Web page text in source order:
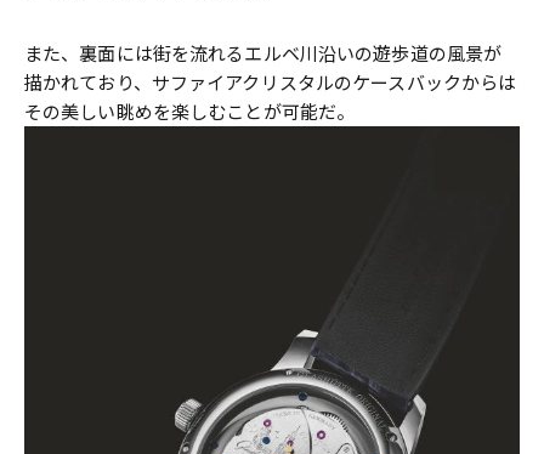
また、裏面には街を流れるエルベ川沿いの遊歩道の風景が
描かれており、サファイアクリスタルのケースバックからは
その美しい眺めを楽しむことが可能だ。